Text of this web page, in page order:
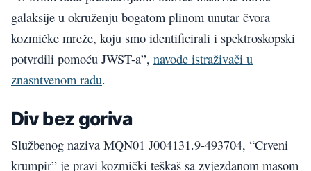
galaksije u okruženju bogatom plinom unutar čvora
kozmičke mreže, koju smo identificirali i spektroskopski
potvrdili pomoću JWST-a”, navode istraživači u
znasntvenom radu.
Div bez goriva
Službenog naziva MQN01 J004131.9-493704, “Crveni
krumpir” je pravi kozmički teškaš sa zvjezdanom masom